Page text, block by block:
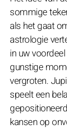
sommige
als het gaat
astrologie
in uw
gunstige
vergroten.
speelt een
kansen op